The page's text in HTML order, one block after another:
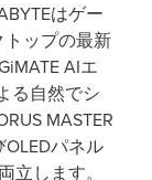
はゲー
ップの最新
AIエ
る自然でシ
MASTER
パネル
立します。